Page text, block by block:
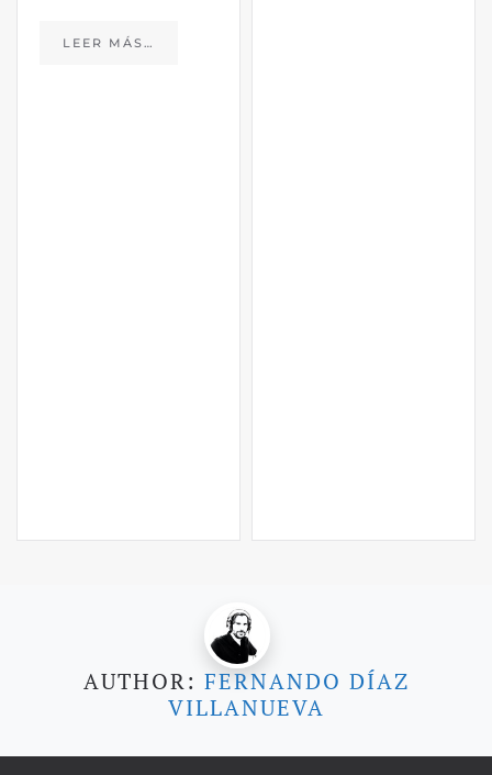
LEER MÁS…
AUTHOR: FERNANDO DÍAZ
VILLANUEVA